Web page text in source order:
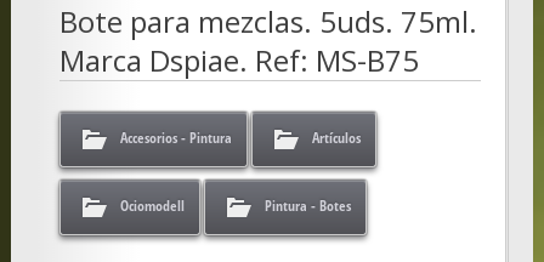
Bote para mezclas. 5uds. 75ml.
Marca Dspiae. Ref: MS-B75
Accesorios - Pintura Artículos
Ociomodell Pintura - Botes